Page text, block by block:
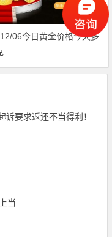
06今日黄金价格今天多
要求返还不当得利！
当